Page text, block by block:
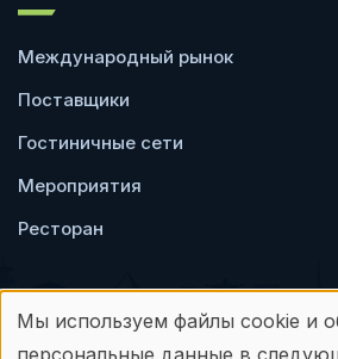
Международный рынок
Поставщики
Гостиничные сети
Мероприятия
Ресторан
Мы используем файлы cookie и
персональные данные в